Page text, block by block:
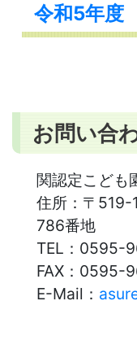
令和5年度
お問い合
関認定こども
住所： 〒519-
786番地
TEL： 0595-
FAX： 0595-
E-Mail：